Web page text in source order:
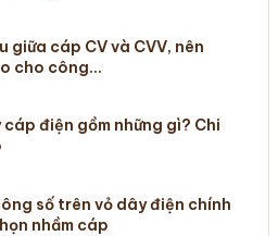
giữa cáp CV và CVV, nên
cho công…
điện gồm những gì? Chi
số trên vỏ dây điện chính
nhầm cáp